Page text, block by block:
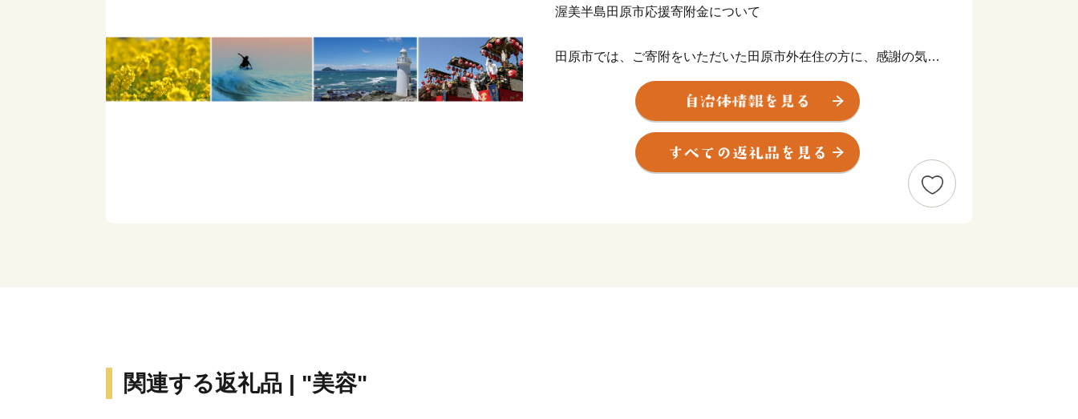
渥美半島田原市応援寄附金について
田原市では、ご寄附をいただいた田原市外在住の方に、感謝の気持
ちとして寄附金額に応じた田原市の特産品等の返礼品をお贈りいた
【重要】ご依頼をいただき出荷準備が開始された後のお届け先変更
関連する返礼品 | "美容"